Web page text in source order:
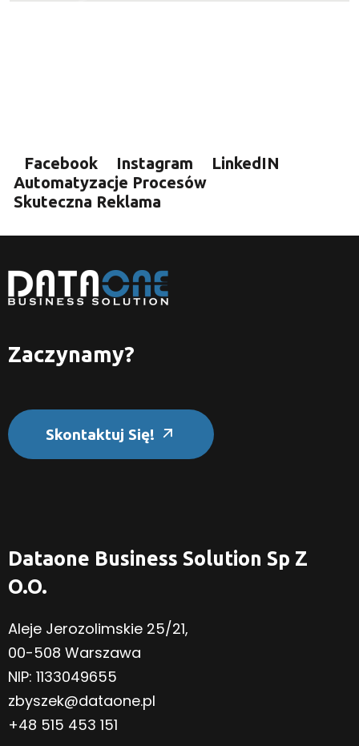
Facebook Instagram
LinkedIN
Automatyzacje Procesów
Skuteczna Reklama
Zaczynamy?
Skontaktuj Się!
Dataone Business Solution Sp Z
O.o.
Aleje Jerozolimskie 25/21,
00-508 Warszawa
NIP: 1133049655
zbyszek@dataone.pl
+48 515 453 151